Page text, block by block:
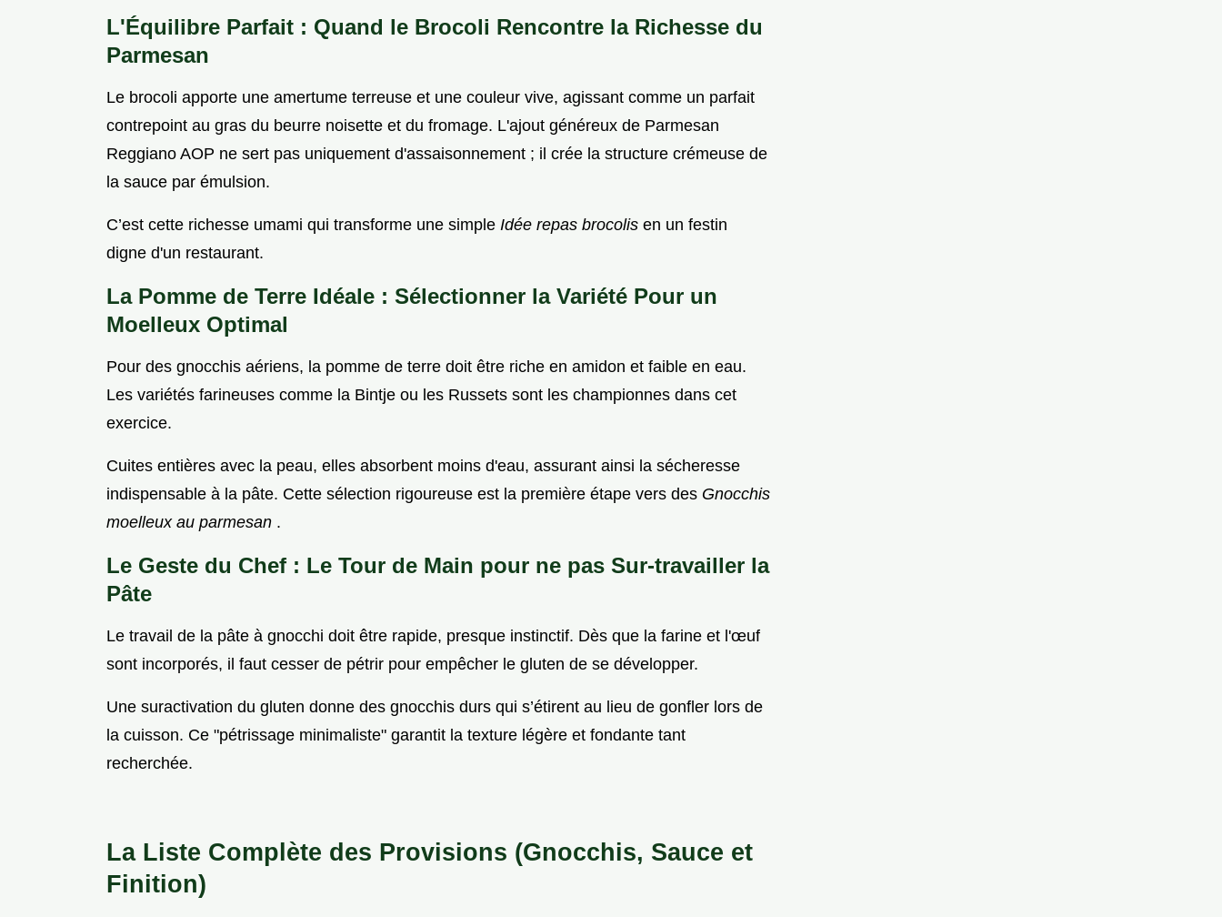
L'Équilibre Parfait : Quand le Brocoli Rencontre la Richesse du
Parmesan
Le brocoli apporte une amertume terreuse et une couleur vive, agissant comme un parfait
contrepoint au gras du beurre noisette et du fromage. L'ajout généreux de Parmesan
Reggiano AOP ne sert pas uniquement d'assaisonnement ; il crée la structure crémeuse de
la sauce par émulsion.
C’est cette richesse umami qui transforme une simple Idée repas brocolis en un festin
digne d'un restaurant.
La Pomme de Terre Idéale : Sélectionner la Variété Pour un
Moelleux Optimal
Pour des gnocchis aériens, la pomme de terre doit être riche en amidon et faible en eau.
Les variétés farineuses comme la Bintje ou les Russets sont les championnes dans cet
exercice.
Cuites entières avec la peau, elles absorbent moins d'eau, assurant ainsi la sécheresse
indispensable à la pâte. Cette sélection rigoureuse est la première étape vers des Gnocchis
moelleux au parmesan .
Le Geste du Chef : Le Tour de Main pour ne pas Sur-travailler la
Pâte
Le travail de la pâte à gnocchi doit être rapide, presque instinctif. Dès que la farine et l'œuf
sont incorporés, il faut cesser de pétrir pour empêcher le gluten de se développer.
Une suractivation du gluten donne des gnocchis durs qui s’étirent au lieu de gonfler lors de
la cuisson. Ce "pétrissage minimaliste" garantit la texture légère et fondante tant
recherchée.
La Liste Complète des Provisions (Gnocchis, Sauce et
Finition)